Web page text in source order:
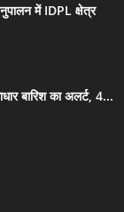
में IDPL क्षेत्र
बारिश का अलर्ट, 4...